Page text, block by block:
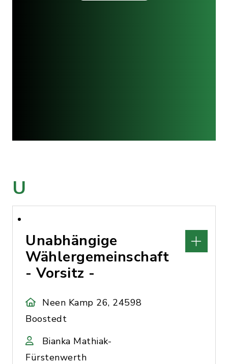
U
Unabhängige
Wählergemeinschaft
- Vorsitz -
Neen Kamp 26, 24598
Boostedt
Bianka Mathiak-
Fürstenwerth